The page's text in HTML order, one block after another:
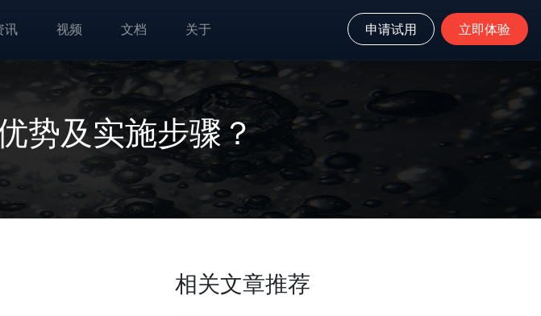
讯 视频 文档 关于 申请试用 立即体验
势及实施步骤？
相关文章推荐